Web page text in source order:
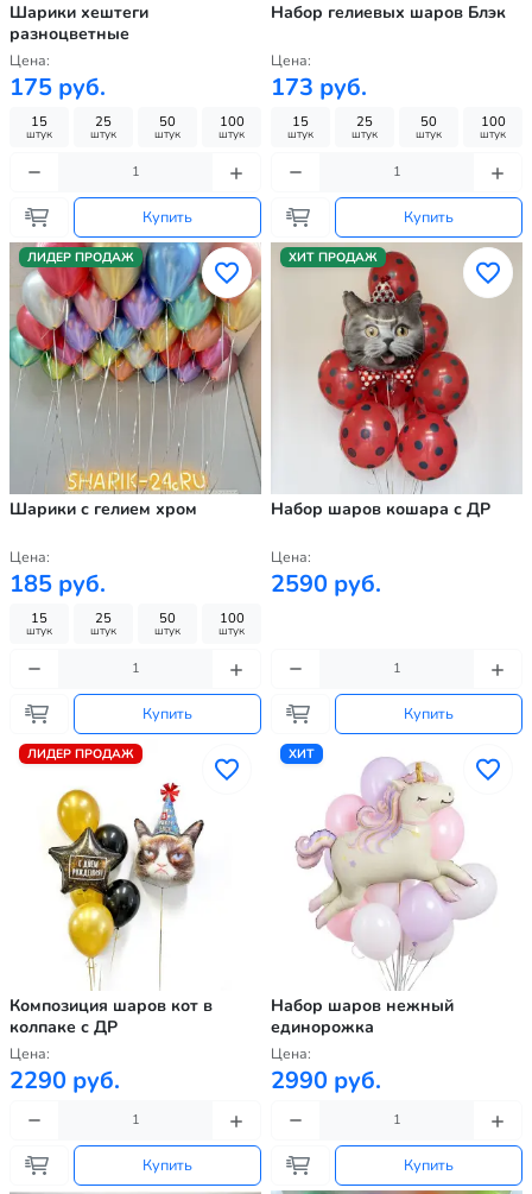
Шарики хештеги
разноцветные
Цена:
175 руб.
15
штук
25
штук
50
штук
100
штук
Купить
Набор гелиевых шаров Блэк
Цена:
173 руб.
15
штук
25
штук
50
штук
100
штук
Купить
ЛИДЕР ПРОДАЖ
Шарики с гелием хром
Цена:
185 руб.
15
штук
25
штук
50
штук
100
штук
Купить
ХИТ ПРОДАЖ
Набор шаров кошара с ДР
Цена:
2590 руб.
Купить
ЛИДЕР ПРОДАЖ
Композиция шаров кот в
колпаке с ДР
Цена:
2290 руб.
Купить
ХИТ
Набор шаров нежный
единорожка
Цена:
2990 руб.
Купить